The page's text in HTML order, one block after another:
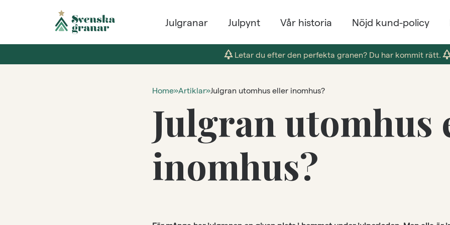
Julgranar Julpynt Vår historia Nöjd kund-policy
park Letar du efter den perfekta granen? Du har kommit rätt.
Home»Artiklar»Julgran utomhus eller inomhus?
Julgran utomhus
inomhus?